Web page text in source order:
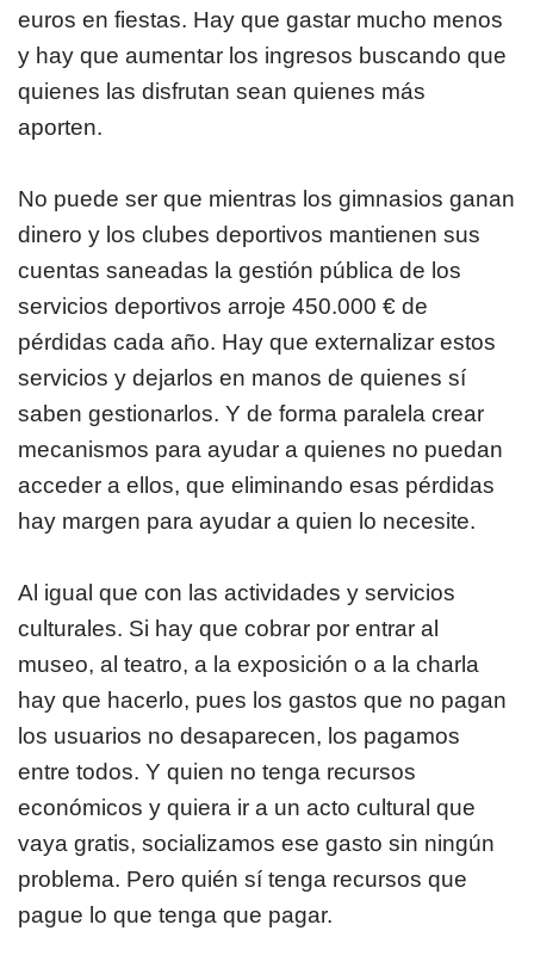
euros en fiestas. Hay que gastar mucho menos
y hay que aumentar los ingresos buscando que
quienes las disfrutan sean quienes más
aporten.
No puede ser que mientras los gimnasios ganan
dinero y los clubes deportivos mantienen sus
cuentas saneadas la gestión pública de los
servicios deportivos arroje 450.000 € de
pérdidas cada año. Hay que externalizar estos
servicios y dejarlos en manos de quienes sí
saben gestionarlos. Y de forma paralela crear
mecanismos para ayudar a quienes no puedan
acceder a ellos, que eliminando esas pérdidas
hay margen para ayudar a quien lo necesite.
Al igual que con las actividades y servicios
culturales. Si hay que cobrar por entrar al
museo, al teatro, a la exposición o a la charla
hay que hacerlo, pues los gastos que no pagan
los usuarios no desaparecen, los pagamos
entre todos. Y quien no tenga recursos
económicos y quiera ir a un acto cultural que
vaya gratis, socializamos ese gasto sin ningún
problema. Pero quién sí tenga recursos que
pague lo que tenga que pagar.